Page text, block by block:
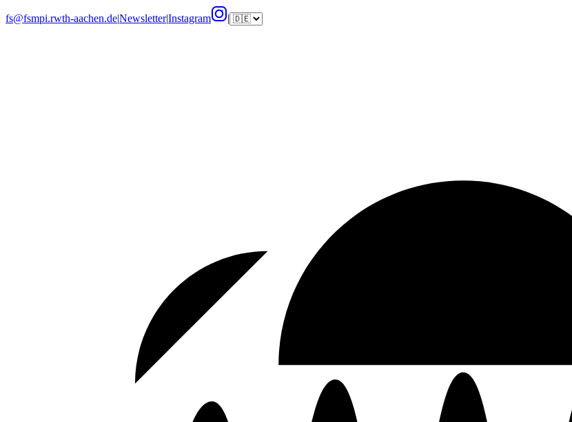
fs@fsmpi.rwth-aachen.de|Newsletter|Instagram |